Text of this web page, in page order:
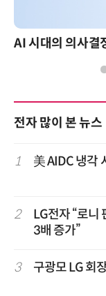
전자 많이 본 뉴스
1 美 AIDC 냉각
2
LG전자 “로니
3배 증가”
3 구광모 LG 회